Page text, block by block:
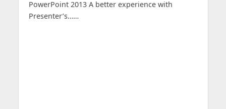
PowerPoint 2013 A better experience with
Presenter’s……